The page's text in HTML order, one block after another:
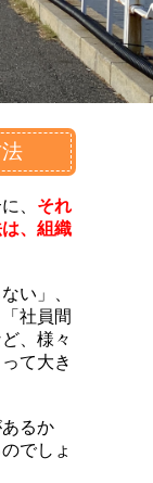
、 それ
、組織
い」、
社員間
、様々
て大き
るか
でしょ